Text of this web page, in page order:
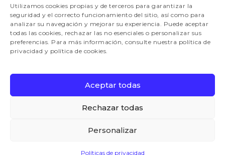
Utilizamos cookies propias y de terceros para garantizar la
seguridad y el correcto funcionamiento del sitio, así como para
analizar su navegación y mejorar su experiencia. Puede aceptar
todas las cookies, rechazar las no esenciales o personalizar sus
preferencias. Para más información, consulte nuestra política de
privacidad y política de cookies.
Aceptar todas
Rechazar todas
Personalizar
Políticas de privacidad
LEGISLACIÓN
CANAL DE DENUNCIAS